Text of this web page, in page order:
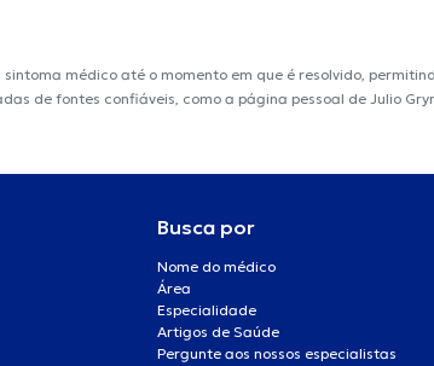
médico até o momento em que é resolvido,
de fontes confiáveis, como a página pessoal de Julio
Busca por
Nome do médico
Área
Especialidade
Artigos de Saúde
Pergunte aos nossos especialistas